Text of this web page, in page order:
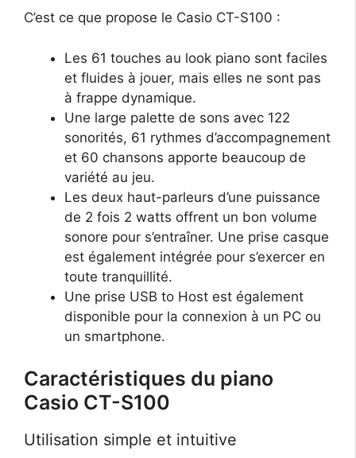
C’est ce que propose le Casio CT-S100 :
Les 61 touches au look piano sont faciles
et fluides à jouer, mais elles ne sont pas
à frappe dynamique.
Une large palette de sons avec 122
sonorités, 61 rythmes d’accompagnement
et 60 chansons apporte beaucoup de
variété au jeu.
Les deux haut-parleurs d’une puissance
de 2 fois 2 watts offrent un bon volume
sonore pour s’entraîner. Une prise casque
est également intégrée pour s’exercer en
toute tranquillité.
Une prise USB to Host est également
disponible pour la connexion à un PC ou
un smartphone.
Caractéristiques du piano
Casio CT-S100
Utilisation simple et intuitive